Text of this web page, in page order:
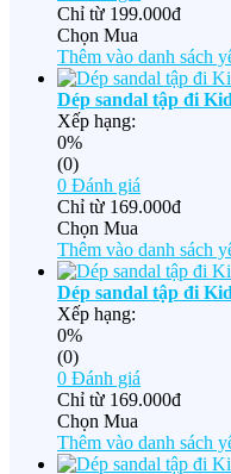
Chỉ từ 199.000đ
Chọn Mua
Thêm vào danh sách
Dép sandal tập đi
Xếp hạng:
0%
(0)
0 Đánh giá
Chỉ từ 169.000đ
Chọn Mua
Thêm vào danh sách
Dép sandal tập đi
Xếp hạng:
0%
(0)
0 Đánh giá
Chỉ từ 169.000đ
Chọn Mua
Thêm vào danh sách